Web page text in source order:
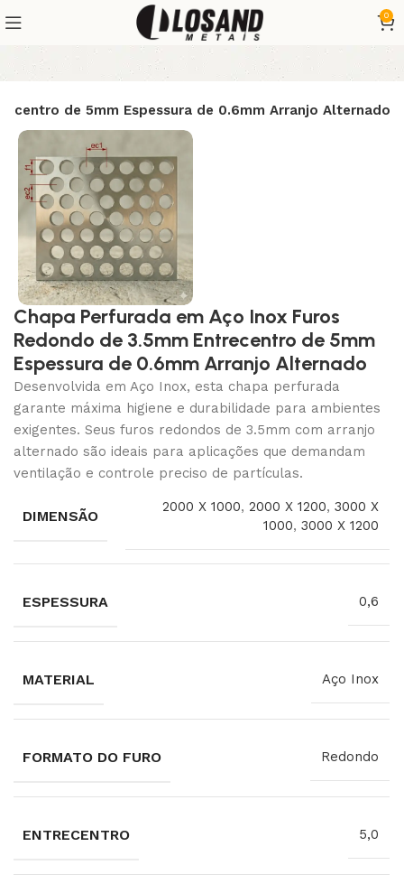
0
de 5mm Espessura de 0.6mm Arranjo Alternado
Chapa Perfurada em Aço Inox Furos
Redondo de 3.5mm Entrecentro de 5mm
Espessura de 0.6mm Arranjo Alternado
Desenvolvida em Aço Inox, esta chapa perfurada
garante máxima higiene e durabilidade para ambientes
exigentes. Seus furos redondos de 3.5mm com arranjo
alternado são ideais para aplicações que demandam
ventilação e controle preciso de partículas.
DIMENSÃO
2000 X 1000,2000 X 1200,3000 X
1000,3000 X 1200
ESPESSURA 0,6
MATERIAL Aço Inox
FORMATO DO FURO Redondo
ENTRECENTRO 5,0